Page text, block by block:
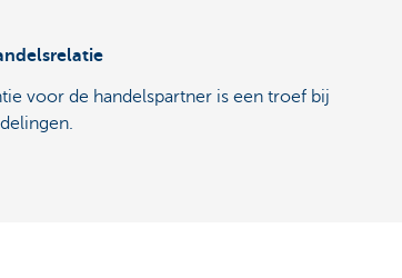
voor de handelspartner is een troef bij